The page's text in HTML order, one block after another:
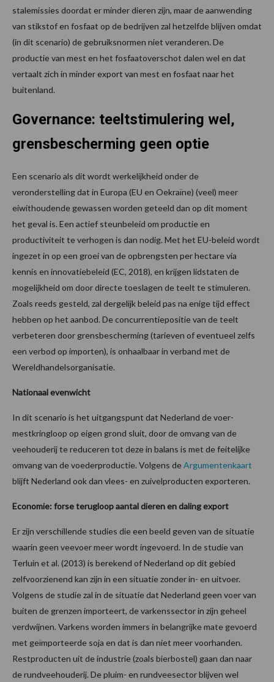
stalemissies doordat er minder dieren zijn, maar de aanwending
van stikstof en fosfaat op de bedrijven zal hetzelfde blijven omdat
(in dit scenario) de gebruiksnormen niet veranderen. De
productie van mest en het fosfaatoverschot dalen wel en dat
vertaalt zich in minder export van mest en fosfaat naar het
buitenland.
Governance: teeltstimulering wel,
grensbescherming geen optie
Een scenario als dit wordt werkelijkheid onder de
veronderstelling dat in Europa (EU en Oekraïne) (veel) meer
eiwithoudende gewassen worden geteeld dan op dit moment
het geval is. Een actief steunbeleid om productie en
productiviteit te verhogen is dan nodig. Met het EU-beleid wordt
ingezet in op een groei van de opbrengsten per hectare via
kennis en innovatiebeleid (EC, 2018), en krijgen lidstaten de
mogelijkheid om door directe toeslagen de teelt te stimuleren.
Zoals reeds gesteld, zal dergelijk beleid pas na enige tijd effect
hebben op het aanbod. De concurrentiepositie van de teelt
verbeteren door grensbescherming (tarieven of eventueel zelfs
een verbod op importen), is onhaalbaar in verband met de
Wereldhandelsorganisatie.
Nationaal evenwicht
In dit scenario is het uitgangspunt dat Nederland de voer-
mestkringloop op eigen grond sluit, door de omvang van de
veehouderij te reduceren tot deze in balans is met de feitelijke
omvang van de voederproductie. Volgens deArgumentenkaart
blijft Nederland ook dan vlees- en zuivelproducten exporteren.
Economie: forse terugloop aantal dieren en daling export
Er zijn verschillende studies die een beeld geven van de situatie
waarin geen veevoer meer wordt ingevoerd. In de studie van
Terluin et al. (2013) is berekend of Nederland op dit gebied
zelfvoorzienend kan zijn in een situatie zonder in- en uitvoer.
Volgens de studie zal in de situatie dat Nederland geen voer van
buiten de grenzen importeert, de varkenssector in zijn geheel
verdwijnen. Varkens worden immers in belangrijke mate gevoerd
met geïmporteerde soja en dat is dan niet meer voorhanden.
Restproducten uit de industrie (zoals bierbostel) gaan dan naar
de rundveehouderij. De pluim- en rundveesector blijven wel